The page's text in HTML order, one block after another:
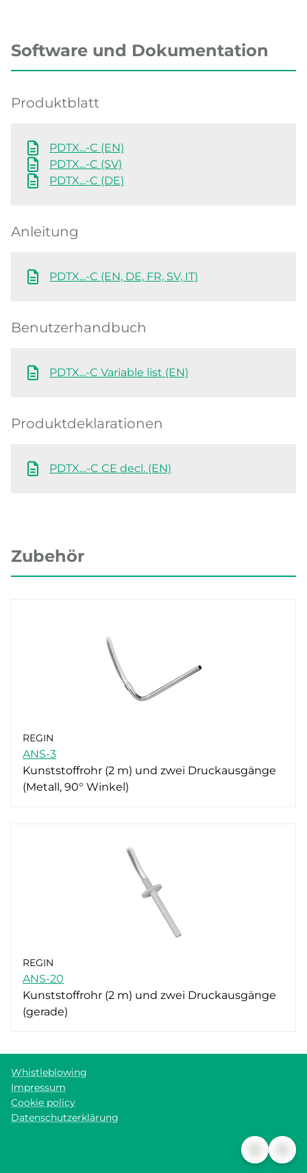
Software und Dokumentation
Produktblatt
PDTX...-C (EN)
PDTX...-C (SV)
PDTX...-C (DE)
Anleitung
PDTX...-C (EN, DE, FR, SV, IT)
Benutzerhandbuch
PDTX...-C Variable list (EN)
Produktdeklarationen
PDTX…-C CE decl. (EN)
Zubehör
REGIN
ANS-3
Kunststoffrohr (2 m) und zwei Druckausgänge
(Metall, 90° Winkel)
REGIN
ANS-20
Kunststoffrohr (2 m) und zwei Druckausgänge
(gerade)
Whistleblowing
Impressum
Cookie policy
Datenschutzerklärung